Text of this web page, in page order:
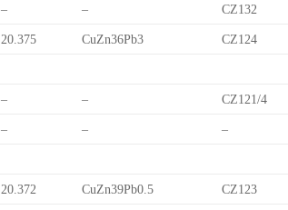
– – CZ132
20.375 CuZn36Pb3 CZ124
– – CZ121/4
– – –
20.372 CuZn39Pb0.5 CZ123